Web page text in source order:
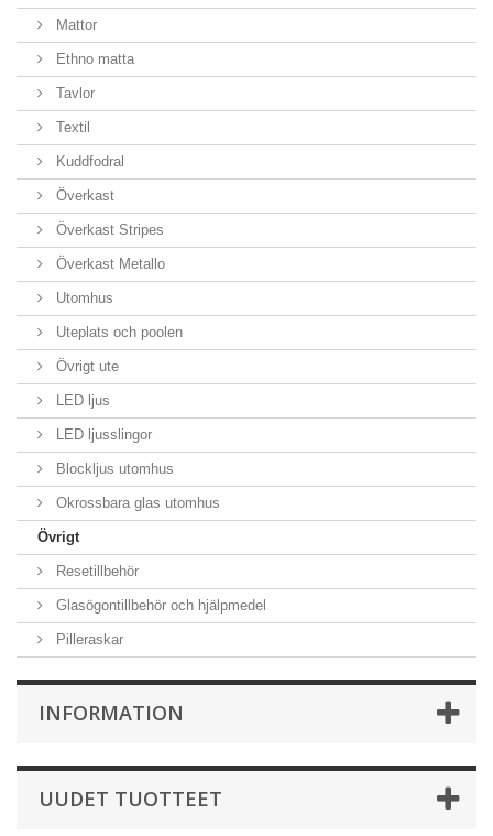
Mattor
Ethno matta
Tavlor
Textil
Kuddfodral
Överkast
Överkast Stripes
Överkast Metallo
Utomhus
Uteplats och poolen
Övrigt ute
LED ljus
LED ljusslingor
Blockljus utomhus
Okrossbara glas utomhus
Övrigt
Resetillbehör
Glasögontillbehör och hjälpmedel
Pilleraskar
INFORMATION
UUDET TUOTTEET